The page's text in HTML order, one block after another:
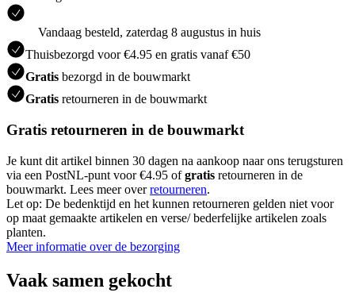
Vandaag besteld, zaterdag 8 augustus in huis
Thuisbezorgd voor €4.95 en gratis vanaf €50
Gratis bezorgd in de bouwmarkt
Gratis retourneren in de bouwmarkt
Gratis retourneren in de bouwmarkt
Je kunt dit artikel binnen 30 dagen na aankoop naar ons terugsturen
via een PostNL-punt voor €4.95 ofgratis retourneren in de
bouwmarkt. Lees meer overretourneren.
Let op: De bedenktijd en het kunnen retourneren gelden niet voor
op maat gemaakte artikelen en verse/ bederfelijke artikelen zoals
planten.
Meer informatie over de bezorging
Vaak samen gekocht